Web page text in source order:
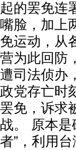
起的罢免连
嘴脸，加上
免运动，从
营为此回防
遭司法侦办
政党存亡时
罢免，诉求
战。 原本是
者”，利用